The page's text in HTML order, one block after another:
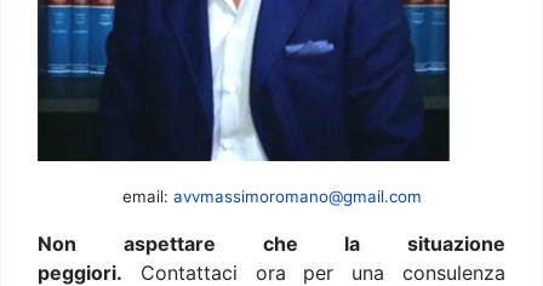
email: avvmassimoromano@gmail.com
Non aspettare che la situazione
peggiori. Contattaci ora per una consulenza